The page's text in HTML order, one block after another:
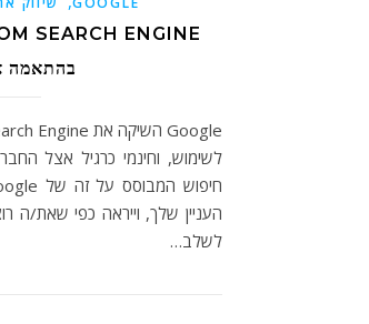
בהתאמה
לשימוש, וחינמי כרגיל אצל
העניין שלך, וייראה כפי שאת/ה
לשלב…